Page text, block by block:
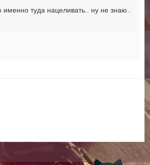
туда нацеливать.. ну не знаю..